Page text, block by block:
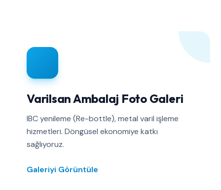
Varilsan Ambalaj Foto Galeri
IBC yenileme (Re-bottle), metal varil işleme
hizmetleri. Döngüsel ekonomiye katkı
sağlıyoruz.
Galeriyi Görüntüle